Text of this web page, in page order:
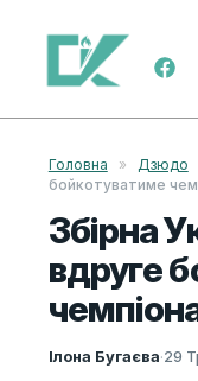
Skip to content
Main
Головна » Дзюдо
бойкотуватиме
Збірна
вдруге
Ілона Бугаєва·29